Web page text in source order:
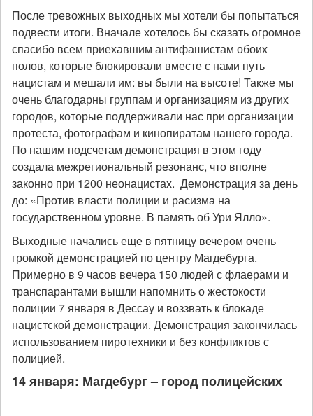
После тревожных выходных мы хотели бы попытаться
подвести итоги. Вначале хотелось бы сказать огромное
спасибо всем приехавшим антифашистам обоих
полов, которые блокировали вместе с нами путь
нацистам и мешали им: вы были на высоте! Также мы
очень благодарны группам и организациям из других
городов, которые поддерживали нас при организации
протеста, фотографам и кинопиратам нашего города.
По нашим подсчетам демонстрация в этом году
создала межрегиональный резонанс, что вполне
законно при 1200 неонацистах. Демонстрация за день
до: «Против власти полиции и расизма на
государственном уровне. В память об Ури Ялло».
Выходные начались еще в пятницу вечером очень
громкой демонстрацией по центру Магдебурга.
Примерно в 9 часов вечера 150 людей с флаерами и
транспарантами вышли напомнить о жестокости
полиции 7 января в Дессау и воззвать к блокаде
нацистской демонстрации. Демонстрация закончилась
использованием пиротехники и без конфликтов с
полицией.
14 января: Магдебург – город полицейских